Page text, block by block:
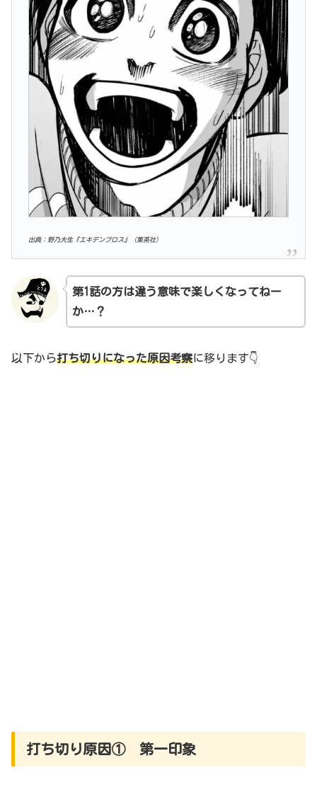
出典：野乃大生『エキデンブロス』（集英社）
第1話の方は違う意味で楽しくなってねー
か…？
以下から打ち切りになった原因考察に移ります👇
打ち切り原因① 第一印象